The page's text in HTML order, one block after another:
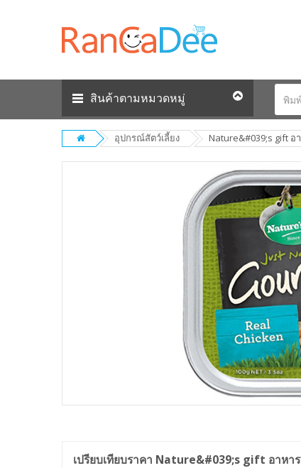
สินค้าตามหมวดหมู่
อุปกรณ์สัตว์เลี้ยง Nature&#039;s gift อ
เปรียบเทียบราคา Nature&#039;s gift อาหาร